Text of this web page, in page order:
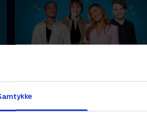
Fodboldglade Alex skal imponere
Tara, der efter fem år på pigeskole
ikke forstår drenges vaner.